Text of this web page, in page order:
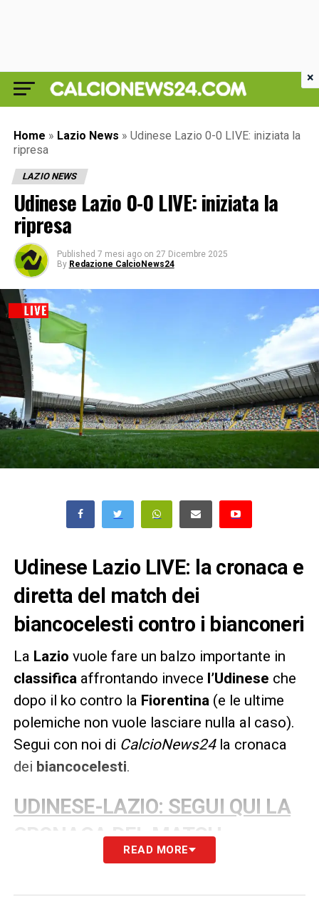
Home » Lazio News » Udinese Lazio 0-0 LIVE: iniziata la
ripresa
LAZIO NEWS
Udinese Lazio 0-0 LIVE: iniziata la
ripresa
Published 7 mesi ago on 27 Dicembre 2025
By Redazione CalcioNews24
Udinese Lazio LIVE: la cronaca e
diretta del match dei
biancocelesti contro i bianconeri
La Lazio vuole fare un balzo importante in
classifica affrontando invece l’Udinese che
dopo il ko contro la Fiorentina (e le ultime
polemiche non vuole lasciare nulla al caso).
Segui con noi di CalcioNews24 la cronaca
dei biancocelesti.
UDINESE-LAZIO: SEGUI QUI LA
CRONACA DEL MATCH
READ MORE
×